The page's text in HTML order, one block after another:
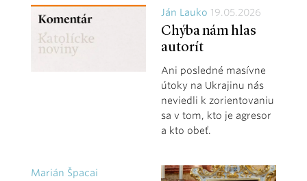
Ján Lauko 19.05.2026
Chýba nám hlas
autorít
Ani posledné masívne
útoky na Ukrajinu nás
neviedli k zorientovaniu
sa v tom, kto je agresor
a kto obeť.
Marián Špacai